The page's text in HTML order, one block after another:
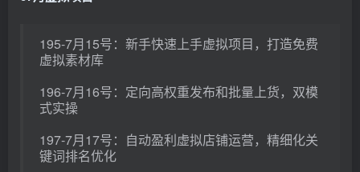
195-7月15号：新手快速上手虚拟项目，打造免费
虚拟素材库
196-7月16号：定向高权重发布和批量上货，双模
式实操
197-7月17号：自动盈利虚拟店铺运营，精细化关
键词排名优化